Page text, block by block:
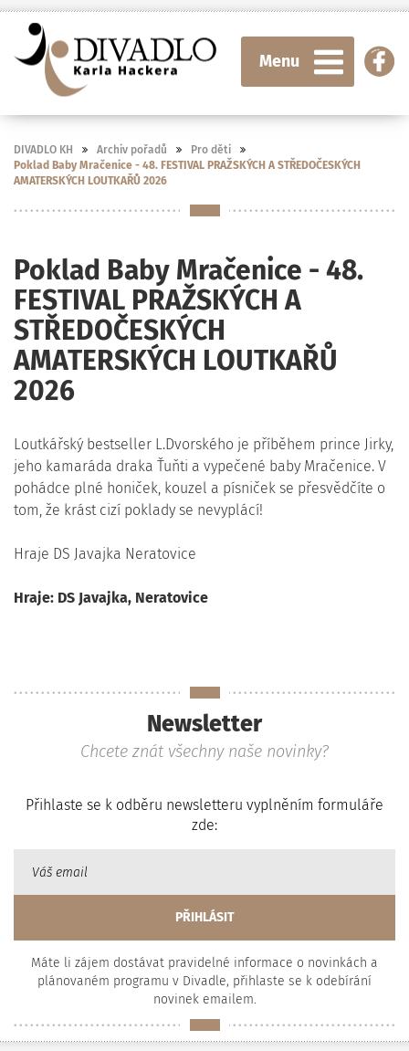
Menu
DIVADLO KH Archiv pořadů
Pro děti
Poklad Baby Mračenice - 48. FESTIVAL PRAŽSKÝCH A STŘEDOČESKÝCH
AMATERSKÝCH LOUTKAŘŮ 2026
Poklad Baby Mračenice - 48.
FESTIVAL PRAŽSKÝCH A
STŘEDOČESKÝCH
AMATERSKÝCH LOUTKAŘŮ
2026
Loutkářský bestseller L.Dvorského je příběhem prince Jirky,
jeho kamaráda draka Ťuňti a vypečené baby Mračenice. V
pohádce plné honiček, kouzel a písniček se přesvědčíte o
tom, že krást cizí poklady se nevyplácí!
Hraje DS Javajka Neratovice
Hraje: DS Javajka, Neratovice
Newsletter
Chcete znát všechny naše novinky?
Přihlaste se k odběru newsletteru vyplněním formuláře
zde:
Máte li zájem dostávat pravidelné informace o novinkách a
plánovaném programu v Divadle, přihlaste se k odebírání
novinek emailem.